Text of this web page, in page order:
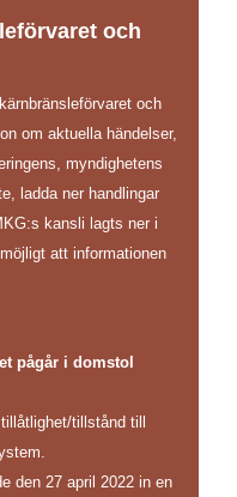
och
och
om aktuella händelser,
myndighetens
ladda ner handlingar
kansli lagts ner i
att informationen
pågår i domstol
tillstånd till
den 27 april 2022 in en